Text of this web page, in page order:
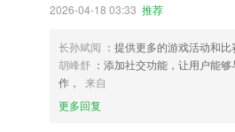
2026-04-18 03:33 推荐
长孙斌阅 ：提供更多的游戏活动和比
胡峰舒 ：添加社交功能，让用户能
作，
来自
更多回复